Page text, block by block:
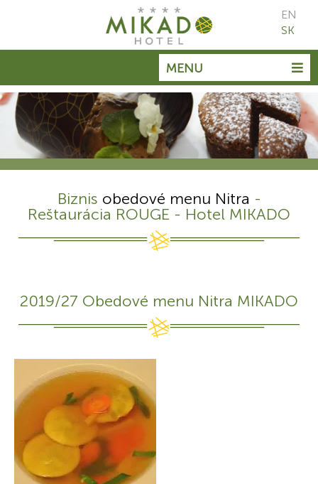
MENU
EN
SK
Biznis obedové menu Nitra -
Reštaurácia ROUGE - Hotel MIKADO
2019/27 Obedové menu Nitra MIKADO